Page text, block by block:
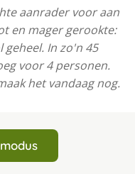
aanrader voor aan
en mager gerookte:
geheel. In zo'n 45
voor 4 personen.
het vandaag nog.